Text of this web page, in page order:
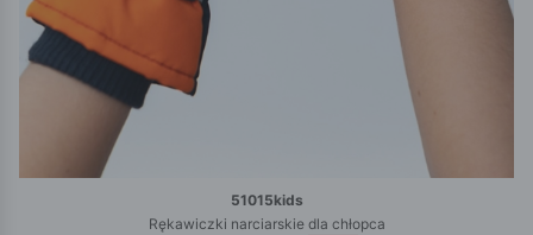
51015kids
Rękawiczki narciarskie dla chłopca